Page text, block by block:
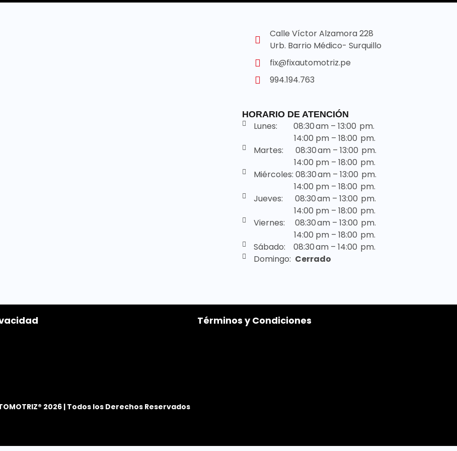
Calle Víctor Alzamora 228
Urb. Barrio Médico- Surquillo
fix@fixautomotriz.pe
994.194.763
HORARIO DE ATENCIÓN
Lunes: 08:30 am – 13:00 pm.
14:00 pm – 18:00 pm.
Martes: 08:30 am – 13:00 pm.
14:00 pm – 18:00 pm.
Miércoles: 08:30 am – 13:00 pm.
14:00 pm – 18:00 pm.
Jueves: 08:30 am – 13:00 pm.
14:00 pm – 18:00 pm.
Viernes: 08:30 am – 13:00 pm.
14:00 pm – 18:00 pm.
Sábado: 08:30 am – 14:00 pm.
Domingo: Cerrado
Términos y Condiciones
2026 | Todos los Derechos Reservados